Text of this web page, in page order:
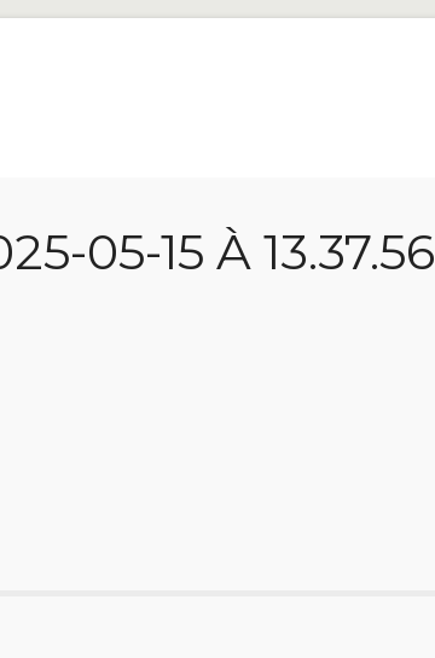
05-15 À 13.37.56